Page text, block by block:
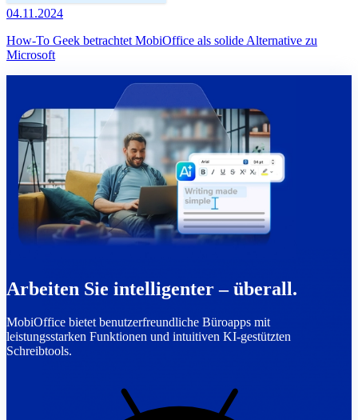
04.11.2024
How-To Geek betrachtet MobiOffice als solide Alternative zu
Microsoft
Arbeiten Sie intelligenter – überall.
MobiOffice bietet benutzerfreundliche Büroapps mit
leistungsstarken Funktionen und intuitiven KI-gestützten
Schreibtools.